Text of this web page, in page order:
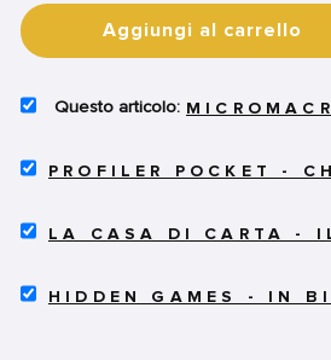
Aggiungi al carrello
SELECT
CITY
DETECTIVE
SELECT
-
UCCISO
PROFILER POCKET -
SELECT
DI
LA CASA DI CARTA -
SELECT
HIDDEN GAMES - IN